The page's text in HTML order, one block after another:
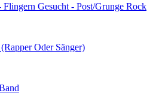
Gesucht - Post/Grunge Rock
Oder Sänger)